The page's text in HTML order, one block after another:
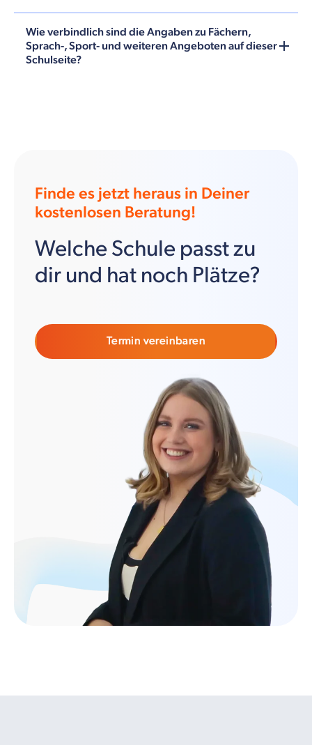
Wie verbindlich sind die Angaben zu Fächern,
Sprach-, Sport- und weiteren Angeboten auf dieser
Schulseite?
Finde es jetzt heraus in Deiner
kostenlosen Beratung!
Welche Schule passt zu
dir und hat noch Plätze?
Termin vereinbaren